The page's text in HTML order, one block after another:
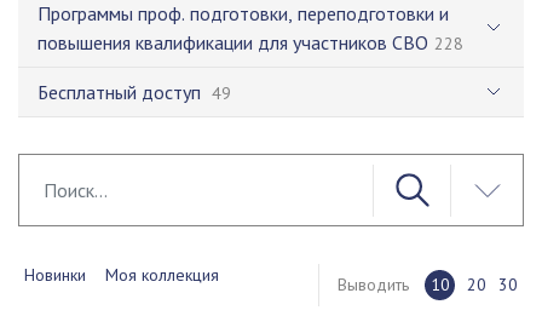
Программы проф. подготовки, переподготовки и
повышения квалификации для участников СВО 228
Бесплатный доступ 49
Новинки Моя коллекция Выводить 10 20 30